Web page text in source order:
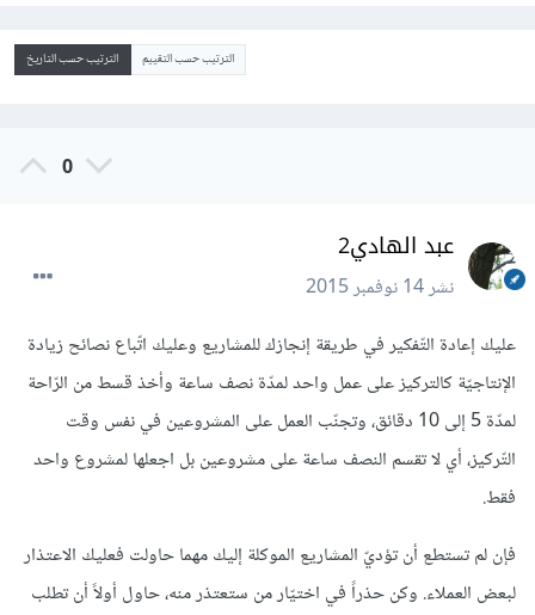
الترتيب حسب التقييم الترتيب حسب التاريخ
0
عبد الهادي2
نشر14 نوفمبر 2015
عليك إعادة التّفكير في طريقة إنجازك للمشاريع وعليك اتّباع نصائح زيادة
الإنتاجيّة كالتركيز على عمل واحد لمدّة نصف ساعة وأخذ قسط من الرّاحة
لمدّة 5 إلى 10 دقائق، وتجنّب العمل على المشروعين في نفس وقت
التّركيز، أي لا تقسم النصف ساعة على مشروعين بل اجعلها لمشروع واحد
فقط.
فإن لم تستطع أن تؤديّ المشاريع الموكلة إليك مهما حاولت فعليك الاعتذار
لبعض العملاء. وكن حذراً في اختيّار من ستعتذر منه، حاول أولاً أن تطلب